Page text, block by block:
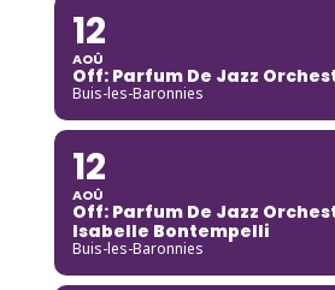
12
AOÛ
Off: Parfum De Jazz
Buis-les-Baronnies
12
AOÛ
Off: Parfum De Jazz
Isabelle Bontempelli
Buis-les-Baronnies